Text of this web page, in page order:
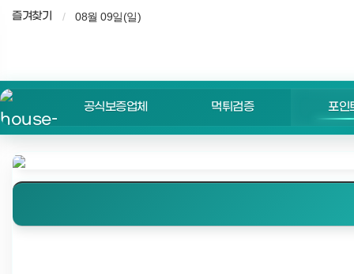
즐겨찾기 08월 09일(일)
공식보증업체 먹튀검증 포인